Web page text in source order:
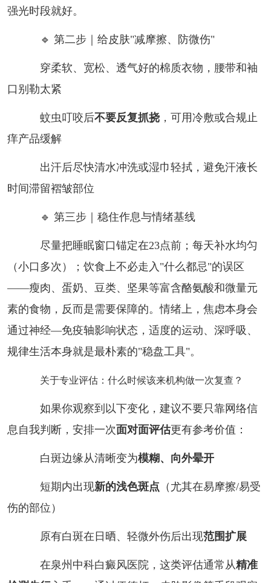
强光时段就好。
🔹 第二步｜给皮肤"减摩擦、防微伤"
穿柔软、宽松、透气好的棉质衣物，腰带和袖
口别勒太紧
蚊虫叮咬后不要反复抓挠，可用冷敷或合规止
痒产品缓解
出汗后尽快清水冲洗或湿巾轻拭，避免汗液长
时间滞留褶皱部位
🔹 第三步｜稳住作息与情绪基线
尽量把睡眠窗口锚定在23点前；每天补水均匀
（小口多次）；饮食上不必走入"什么都忌"的误区
——瘦肉、蛋奶、豆类、坚果等富含酪氨酸和微量元
素的食物，反而是需要保障的。情绪上，焦虑本身会
通过神经—免疫轴影响状态，适度的运动、深呼吸、
规律生活本身就是最朴素的"稳盘工具"。
关于专业评估：什么时候该来机构做一次复查？
如果你观察到以下变化，建议不要只靠网络信
息自我判断，安排一次面对面评估更有参考价值：
白斑边缘从清晰变为模糊、向外晕开
短期内出现新的浅色斑点 （尤其在易摩擦/易受
伤的部位）
原有白斑在日晒、轻微外伤后出现范围扩展
在泉州中科白癜风医院，这类评估通常从精准